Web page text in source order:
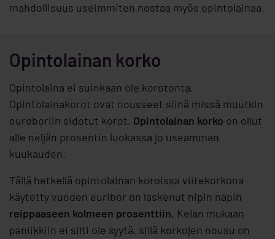
mahdollisuus useimmiten nostaa myös opintolainaa.
Opintolainan korko
Opintolaina ei suinkaan ole korotonta.
Opintolainakorot ovat nousseet siinä missä muutkin
euroboriin sidotut korot. Opintolainan korko on ollut
alle neljän prosentin luokassa jo useamman
kuukauden.
Tällä hetkellä opintolainan koroissa viitekorkona
käytetty vuoden euribor on laskenut nipin napin
reippaaseen kolmeen prosenttiin. Kelan mukaan
paniikkiin ei silti ole syytä, sillä korkojen nousu on